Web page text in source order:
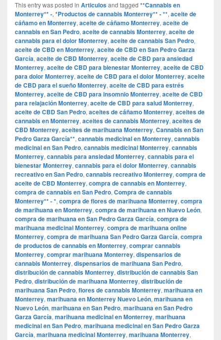
This entry was posted in Articulosand tagged **Cannabis en
Monterrey** -, *Productos de cannabis Monterrey** - **, aceite de
cáñamo en Monterrey, aceite de cáñamo Monterrey, aceite de
cannabis en San Pedro, aceite de cannabis Monterrey, aceite de
cannabis para el dolor Monterrey, aceite de cannabis San Pedro,
aceite de CBD en Monterrey, aceite de CBD en San Pedro Garza
García, aceite de CBD Monterrey, aceite de CBD para ansiedad
Monterrey, aceite de CBD para bienestar Monterrey, aceite de CBD
para dolor Monterrey, aceite de CBD para el dolor Monterrey, aceite
de CBD para el sueño Monterrey, aceite de CBD para estrés
Monterrey, aceite de CBD para insomnio Monterrey, aceite de CBD
para relajación Monterrey, aceite de CBD para salud Monterrey,
aceite de CBD San Pedro, aceites de cáñamo Monterrey, aceites de
cannabis en Monterrey, aceites de cannabis Monterrey, aceites de
CBD Monterrey, aceites de marihuana Monterrey, Cannabis en San
Pedro Garza García**, cannabis medicinal en Monterrey, cannabis
medicinal en San Pedro, cannabis medicinal Monterrey, cannabis
Monterrey, cannabis para ansiedad Monterrey, cannabis para el
bienestar Monterrey, cannabis para el dolor Monterrey, cannabis
recreativo en San Pedro, cannabis recreativo Monterrey, compra de
aceite de CBD Monterrey, compra de cannabis en Monterrey,
compra de cannabis en San Pedro, Compra de cannabis
Monterrey** - *, compra de flores de marihuana Monterrey, compra
de marihuana en Monterrey, compra de marihuana en Nuevo León,
compra de marihuana en San Pedro Garza García, compra de
marihuana medicinal Monterrey, compra de marihuana online
Monterrey, compra de marihuana San Pedro Garza García, compra
de productos de cannabis en Monterrey, comprar cannabis
Monterrey, comprar marihuana Monterrey, dispensarios de
cannabis Monterrey, dispensarios de marihuana San Pedro,
distribución de cannabis Monterrey, distribución de cannabis San
Pedro, distribución de marihuana Monterrey, distribución de
marihuana San Pedro, flores de cannabis Monterrey, marihuana en
Monterrey, marihuana en Monterrey Nuevo León, marihuana en
Nuevo León, marihuana en San Pedro, marihuana en San Pedro
Garza García, marihuana medicinal en Monterrey, marihuana
medicinal en San Pedro, marihuana medicinal en San Pedro Garza
García, marihuana medicinal Monterrey, marihuana Monterrey,